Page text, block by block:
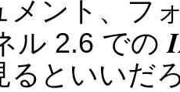
メント、フ
ル 2.6 での
るといいだ